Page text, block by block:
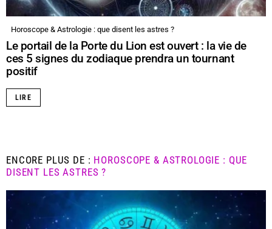
Horoscope & Astrologie : que disent les astres ?
Le portail de la Porte du Lion est ouvert : la vie de
ces 5 signes du zodiaque prendra un tournant
positif
LIRE
ENCORE PLUS DE : HOROSCOPE & ASTROLOGIE : QUE
DISENT LES ASTRES ?